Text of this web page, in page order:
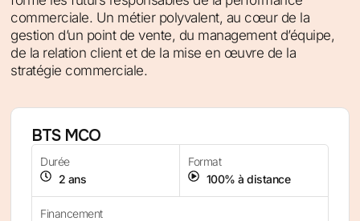
commerciale. Un métier polyvalent, au cœur de la
gestion d’un point de vente, du management d’équipe,
de la relation client et de la mise en œuvre de la
stratégie commerciale.
BTS MCO
Durée
2 ans
Format
100% à distance
Financement